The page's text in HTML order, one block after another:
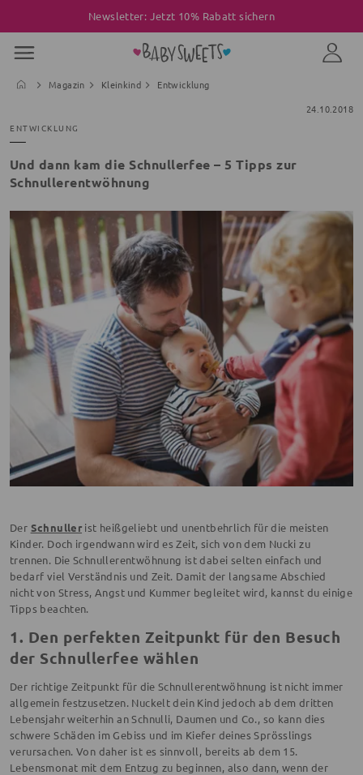
Newsletter: Jetzt 10% Rabatt sichern
Magazin Kleinkind
Entwicklung
24.10.2018
ENTWICKLUNG
Und dann kam die Schnullerfee – 5 Tipps zur
Schnullerentwöhnung
Der Schnuller ist heißgeliebt und unentbehrlich für die meisten
Kinder. Doch irgendwann wird es Zeit, sich von dem Nucki zu
trennen. Die Schnullerentwöhnung ist dabei selten einfach und
bedarf viel Verständnis und Zeit. Damit der langsame Abschied
nicht von Stress, Angst und Kummer begleitet wird, kannst du einige
Tipps beachten.
1. Den perfekten Zeitpunkt für den Besuch
der Schnullerfee wählen
Der richtige Zeitpunkt für die Schnullerentwöhnung ist nicht immer
allgemein festzusetzen. Nuckelt dein Kind jedoch ab dem dritten
Lebensjahr weiterhin an Schnulli, Daumen und Co., so kann dies
schwere Schäden im Gebiss und im Kiefer deines Sprösslings
verursachen. Von daher ist es sinnvoll, bereits ab dem 15.
Lebensmonat mit dem Entzug zu beginnen, also dann, wenn der